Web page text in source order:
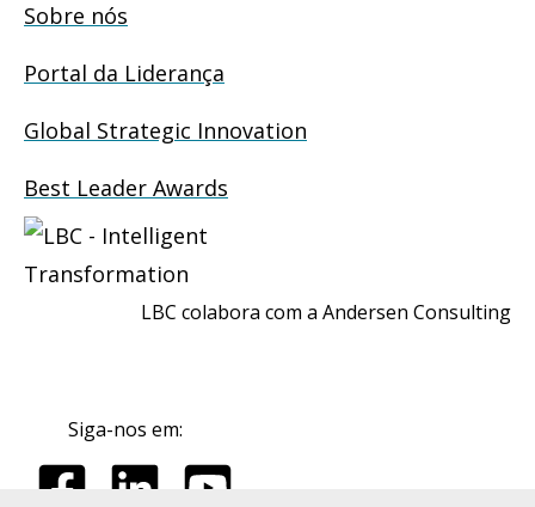
Sobre nós
Portal da Liderança
Global Strategic Innovation
Best Leader Awards
LBC colabora com a Andersen Consulting
Siga-nos em: